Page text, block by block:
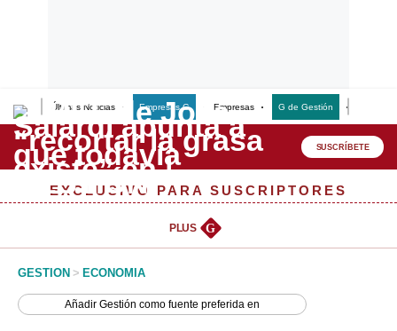
Últimas Noticias Empresas G Empresas G de Gestión
Lo último
Peru Quiosco
Management & Empleo
SUSCRÍBETE
EXCLUSIVO PARA SUSCRIPTORES
PLUS G
GESTION > ECONOMIA
AñadirGestión como fuente preferida en